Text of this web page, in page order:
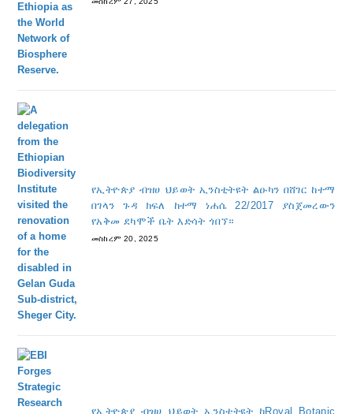
የኢትዮጵያ ብዝሀ ህይወት ኢንስቲትዩት ልዑካን በሸገር ከተማ
በገላን ጉዳ ክፍለ ከተማ ነሐሴ 22/2017 ያስጀመረውን
የአቅመ ደካሞች ቤት እድሳት ጎበኘ።
መስከረም 20, 2025
የኢትዮጵያ ብዝሀ ህይወት ኢንስቲትዩት ከRoyal Botanic